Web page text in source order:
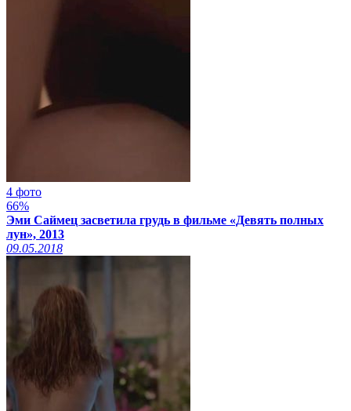
4 фото
66%
Эми Саймец засветила грудь в фильме «Девять полных
лун», 2013
09.05.2018